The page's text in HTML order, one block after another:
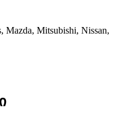
Mitsubishi, Nissan,